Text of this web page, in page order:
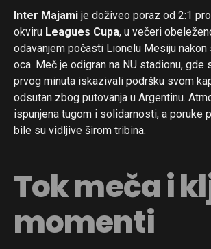
Inter Majami je doživeo poraz od 2:1
okviru Leagues Cupa, u večeri
odavanjem počasti Lionelu Mesiju
oca. Meč je odigran na NU stadionu, gde
prvog minuta iskazivali podršku svom
odsutan zbog putovanja u Argentinu.
ispunjena tugom i solidarnosti, a poruke
bile su vidljive širom tribina.
Tok meča i
momenti